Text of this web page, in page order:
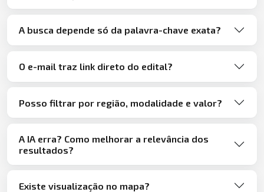
A busca depende só da palavra-chave exata?
O e-mail traz link direto do edital?
Posso filtrar por região, modalidade e valor?
A IA erra? Como melhorar a relevância dos
resultados?
Existe visualização no mapa?